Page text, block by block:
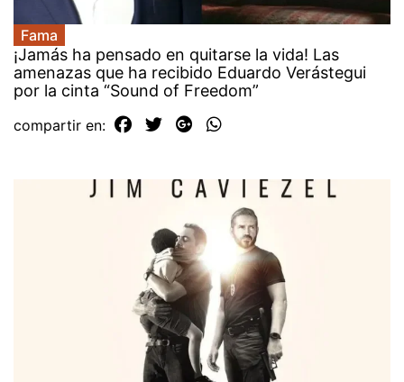
Fama
¡Jamás ha pensado en quitarse la vida! Las
amenazas que ha recibido Eduardo Verástegui
por la cinta “Sound of Freedom”
compartir en: